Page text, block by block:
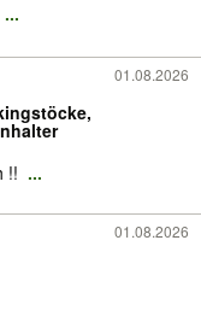
...
01.08.2026
!! ...
01.08.2026